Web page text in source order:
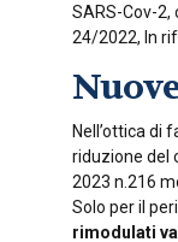
SARS-Cov-2,
24/2022, In
Nell’ottica di
riduzione del
2023 n.216
Solo per il
rimodulati